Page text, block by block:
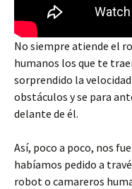
No siempre atiende el
humanos los que te
sorprendido la
obstáculos y se para
delante de él.
Así, poco a poco, nos
habíamos pedido a
robot o camareros